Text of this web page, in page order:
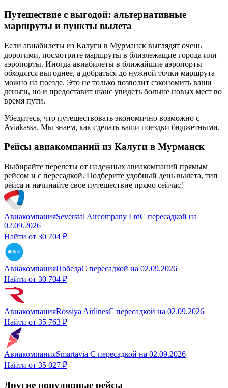
Путешествие с выгодой: альтернативные
маршруты и пункты вылета
Если авиабилеты из Калуги в Мурманск выглядят очень
дорогими, посмотрите маршруты в близлежащие города или
аэропорты. Иногда авиабилеты в ближайшие аэропорты
обходятся выгоднее, а добраться до нужной точки маршрута
можно на поезде. Это не только позволит сэкономить ваши
деньги, но и предоставит шанс увидеть больше новых мест во
время пути.
Убедитесь, что путешествовать экономично возможно с
Aviakassa. Мы знаем, как сделать ваши поездки бюджетными.
Рейсы авиакомпаний из Калуги в Мурманск
Выбирайте перелеты от надежных авиакомпаний прямым
рейсом и с пересадкой. Подберите удобный день вылета, тип
рейса и начинайте свое путешествие прямо сейчас!
АвиакомпанияSeverstal Aircompany LtdС пересадкой на
02.09.2026
Найти от 30 704 ₽
АвиакомпанияПобедаС пересадкой на 02.09.2026
Найти от 30 704 ₽
АвиакомпанияRossiya AirlinesС пересадкой на 02.09.2026
Найти от 35 763 ₽
АвиакомпанияSmartavia С пересадкой на 02.09.2026
Найти от 35 027 ₽
Другие популярные рейсы